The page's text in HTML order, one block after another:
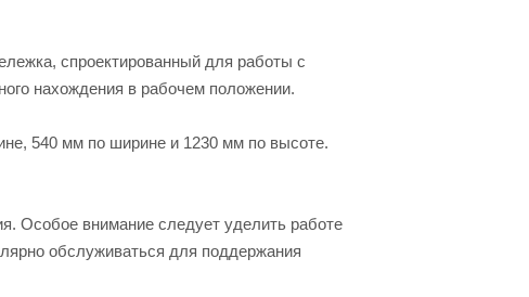
спроектированный для работы с
нахождения в рабочем положении.
540 мм по ширине и 1230 мм по высоте.
Особое внимание следует уделить работе
обслуживаться для поддержания